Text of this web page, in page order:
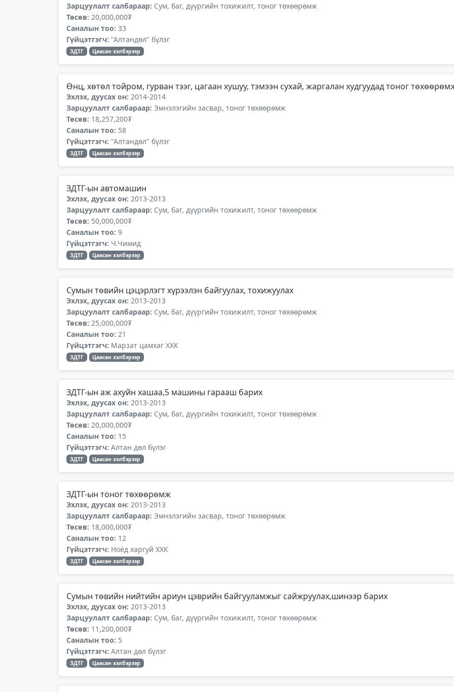
Зарцуулалт салбараар: Сум, баг, дүүргийн тохижилт, тоног төхөөрөмж
Төсөв: 20,000,000₮
Саналын тоо: 33
Гүйцэтгэгч: "Алтандөл" бүлэг
ЗДТГ Цаасан хэлбэрээр
Өнц, хөтөл тойром, гурван тээг, цагаан хушуу, тэмээн сухай, жаргалан худгуудад тоног
Эхлэх, дуусах он: 2014-2014
Зарцуулалт салбараар: Эмнэлэгийн засвар, тоног төхөөрөмж
Төсөв: 18,257,200₮
Саналын тоо: 58
Гүйцэтгэгч: "Алтандөл" бүлэг
ЗДТГ Цаасан хэлбэрээр
ЗДТГ-ын автомашин
Эхлэх, дуусах он: 2013-2013
Зарцуулалт салбараар: Сум, баг, дүүргийн тохижилт, тоног төхөөрөмж
Төсөв: 50,000,000₮
Саналын тоо: 9
Гүйцэтгэгч: Ч.Чимид
ЗДТГ Цаасан хэлбэрээр
Сумын төвийн цэцэрлэгт хүрээлэн байгуулах, тохижуулах
Эхлэх, дуусах он: 2013-2013
Зарцуулалт салбараар: Сум, баг, дүүргийн тохижилт, тоног төхөөрөмж
Төсөв: 25,000,000₮
Саналын тоо: 21
Гүйцэтгэгч: Марзат цамхаг ХХК
ЗДТГ Цаасан хэлбэрээр
ЗДТГ-ын аж ахуйн хашаа,5 машины гарааш барих
Эхлэх, дуусах он: 2013-2013
Зарцуулалт салбараар: Сум, баг, дүүргийн тохижилт, тоног төхөөрөмж
Төсөв: 20,000,000₮
Саналын тоо: 15
Гүйцэтгэгч: Алтан дөл бүлэг
ЗДТГ Цаасан хэлбэрээр
ЗДТГ-ын тоног төхөөрөмж
Эхлэх, дуусах он: 2013-2013
Зарцуулалт салбараар: Эмнэлэгийн засвар, тоног төхөөрөмж
Төсөв: 18,000,000₮
Саналын тоо: 12
Гүйцэтгэгч: Ноёд харгуй ХХК
ЗДТГ Цаасан хэлбэрээр
Сумын төвийн нийтийн ариун цэврийн байгууламжыг сайжруулах,шинээр барих
Эхлэх, дуусах он: 2013-2013
Зарцуулалт салбараар: Сум, баг, дүүргийн тохижилт, тоног төхөөрөмж
Төсөв: 11,200,000₮
Саналын тоо: 5
Гүйцэтгэгч: Алтан дөл бүлэг
ЗДТГ Цаасан хэлбэрээр